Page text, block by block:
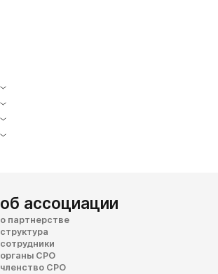
об ассоциации
о партнерстве
структура
сотрудники
органы СРО
членство СРО